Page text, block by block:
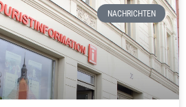
NACHRICHTEN